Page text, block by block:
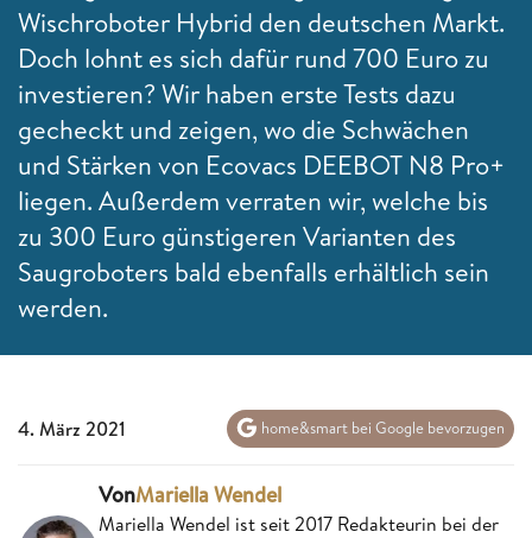
Wischroboter Hybrid den deutschen Markt.
Doch lohnt es sich dafür rund 700 Euro zu
investieren? Wir haben erste Tests dazu
gecheckt und zeigen, wo die Schwächen
und Stärken von Ecovacs DEEBOT N8 Pro+
liegen. Außerdem verraten wir, welche bis
zu 300 Euro günstigeren Varianten des
Saugroboters bald ebenfalls erhältlich sein
werden.
4. März 2021 home&smart bei Google bevorzugen
VonMariella Wendel
Mariella Wendel ist seit 2017 Redakteurin bei der